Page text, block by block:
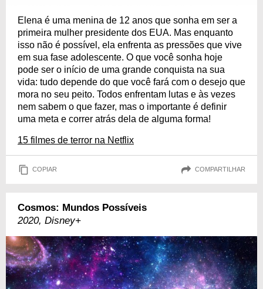
Elena é uma menina de 12 anos que sonha em ser a
primeira mulher presidente dos EUA. Mas enquanto
isso não é possível, ela enfrenta as pressões que vive
em sua fase adolescente. O que você sonha hoje
pode ser o início de uma grande conquista na sua
vida: tudo depende do que você fará com o desejo que
mora no seu peito. Todos enfrentam lutas e às vezes
nem sabem o que fazer, mas o importante é definir
uma meta e correr atrás dela de alguma forma!
15 filmes de terror na Netflix
COPIAR COMPARTILHAR
Cosmos: Mundos Possíveis
2020, Disney+